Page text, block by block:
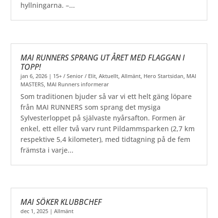
hyllningarna. –...
MAI RUNNERS SPRANG UT ÅRET MED FLAGGAN I
TOPP!
jan 6, 2026 | 15+ / Senior / Elit ,Aktuellt ,Allmänt Hero Startsidan MAI
MASTERS MAI Runners informerar
Som traditionen bjuder så var vi ett helt gäng löpare
från MAI RUNNERS som sprang det mysiga
Sylvesterloppet på självaste nyårsafton. Formen är
enkel, ett eller två varv runt Pildammsparken (2,7 km
respektive 5,4 kilometer), med tidtagning på de fem
främsta i varje...
MAI SÖKER KLUBBCHEF
dec 1, 2025 |Allmänt